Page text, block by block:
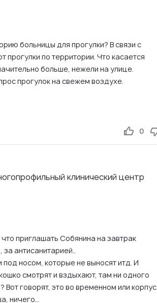
больницы для прогулки? В связи с
по территории. Что касается
больше, нежели на улице.
прогулок на свежем воздухе.
0
клинический центр
приглашать Собянина на завтрак
антисанитарией..
носом, которые не выносят итд. И
смотрят и вздыхают, там ни одного
говорят, это во временном или корпус
ничего...